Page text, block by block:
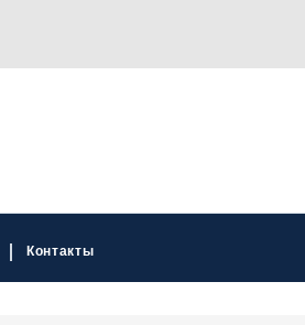
Контакты